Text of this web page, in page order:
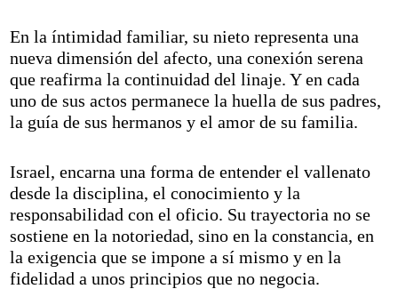
En la íntimidad familiar, su nieto representa una
nueva dimensión del afecto, una conexión serena
que reafirma la continuidad del linaje. Y en cada
uno de sus actos permanece la huella de sus padres,
la guía de sus hermanos y el amor de su familia.
Israel, encarna una forma de entender el vallenato
desde la disciplina, el conocimiento y la
responsabilidad con el oficio. Su trayectoria no se
sostiene en la notoriedad, sino en la constancia, en
la exigencia que se impone a sí mismo y en la
fidelidad a unos principios que no negocia.